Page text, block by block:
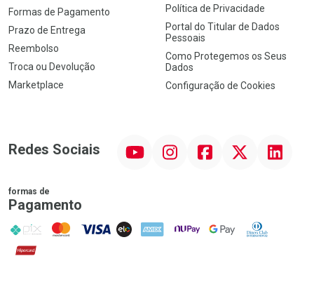
Formas de Pagamento
Prazo de Entrega
Reembolso
Troca ou Devolução
Marketplace
Política de Privacidade
Portal do Titular de Dados
Pessoais
Como Protegemos os Seus
Dados
Configuração de Cookies
Redes Sociais InstagramFacebookTwitter Linkedin
formas de
Pagamento
PIX MasterCard
VISA ELO AMEX NuPay Google PayDiners Club
Hipercard